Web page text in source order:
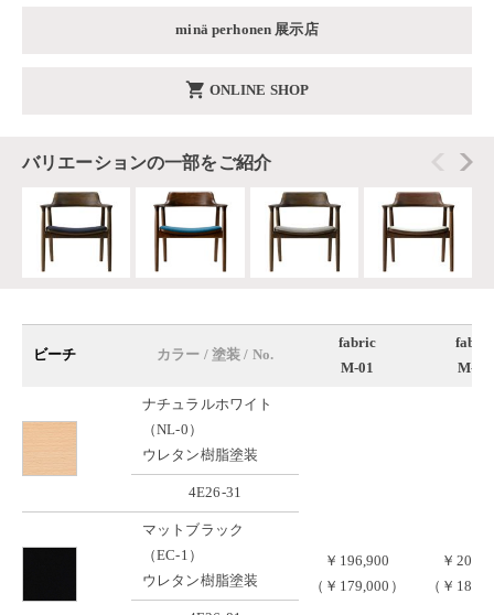
minä perhonen 展示店
shopping_cart ONLINE SHOP
バリエーションの一部をご紹介
ビーチ カラー / 塗装 / No.
fabric
M-01
fabric
M-02
ナチュラルホワイト
（NL-0）
ウレタン樹脂塗装
￥196,900
（￥179,000）
￥
（￥
4E26-31
マットブラック
（EC-1）
ウレタン樹脂塗装